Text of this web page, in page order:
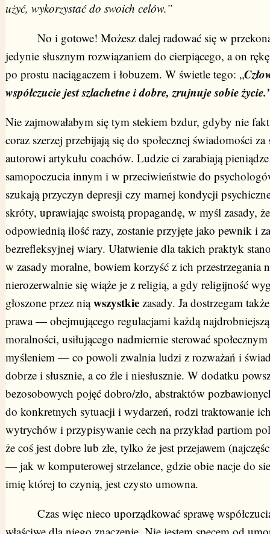
użyć, wykorzystać do swoich celów.”
No i gotowe! Możesz dalej radować się w
jedynie słusznym rozwiązaniem do cierpiącego, a on
po prostu naciągaczem i łobuzem. W świetle tego: „
współczucie jest szlachetne i dobre, zrujnuje sobie
Nie zajmowałabym się tym stekiem bzdur, gdyby nie
coraz szerzej przebijają się do społecznej świadomości
autorowi artykułu coachów. Ludzie ci zarabiają
samopoczucia innym i w przeciwieństwie do
szukają przyczyn depresji czy marnej kondycji
skróty, uprawiając swoistą propagandę, w myśl zasady,
odpowiednią ilość razy, zostanie przyjęte jako pewnik i
bezrefleksyjnej wiary. Ułatwienie dla takich praktyk
w zasady moralne, bowiem korzyść z ich przestrzegania
nierozerwalnie się wiąże je z religią, a gdy religijność
głoszone przez niąwszystkiezasady. Ja dostrzegam
prawa — obejmującego regulacjami każdą
moralności, usiłującego nadmiernie sterować
myśleniem — co powoli zwalnia ludzi z rozważań i
dobrze i słusznie, a co źle i niesłusznie. W dodatku
bezosobowych pojęć dobro/zło, abstraktów
do konkretnych sytuacji i wydarzeń, rodzi traktowanie
wytrychów i przypisywanie cech na przykład partiom
że coś jest dobre lub złe, tylko że jest przejawem
— jak w komputerowej strzelance, gdzie obie nacje do
imię której to czynią, jest czysto umowna.
Czas więc nieco uporządkować sprawę